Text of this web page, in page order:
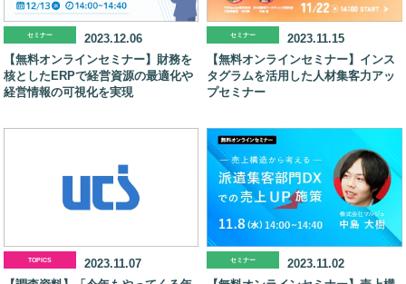
セミナー
2023.12.06
【無料オンラインセミナー】財務を
核としたERPで経営資源の最適化や
経営情報の可視化を実現
セミナー
2023.11.15
【無料オンラインセミナー】インス
タグラムを活用した人材集客力アッ
プセミナー
TOPICS
2023.11.07
セミナー
2023.11.02